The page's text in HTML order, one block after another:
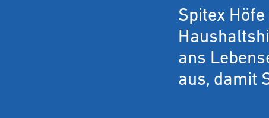
Spitex
ans
aus, damit